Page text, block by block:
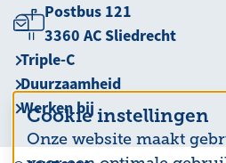
Cookie instellingen
Onze website maakt
Postbus 121
3360 AC Sliedrecht
Triple-C
Duurzaamheid
Werken bij